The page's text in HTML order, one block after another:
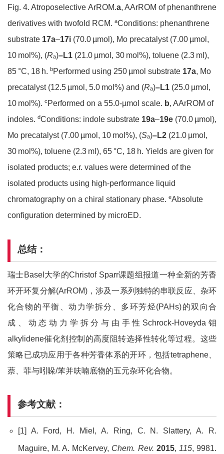
Fig. 4. Atroposelective ArROM.a, AArROM of phenanthrene
derivatives with twofold RCM. aConditions: phenanthrene
substrate 17a–17i (70.0 µmol), Mo precatalyst (7.00 µmol,
10 mol%), (Ra)–L1 (21.0 µmol, 30 mol%), toluene (2.3 ml),
85 °C, 18 h. bPerformed using 250 µmol substrate 17a, Mo
precatalyst (12.5 µmol, 5.0 mol%) and (Ra)–L1 (25.0 µmol,
10 mol%). c Performed on a 55.0-µmol scale. b, AArROM of
indoles. dConditions: indole substrate 19a–19e (70.0 µmol),
Mo precatalyst (7.00 µmol, 10 mol%), (Sa)–L2 (21.0 µmol,
30 mol%), toluene (2.3 ml), 65 °C, 18 h. Yields are given for
isolated products; e.r. values were determined of the
isolated products using high-performance liquid
chromatography on a chiral stationary phase. eAbsolute
configuration determined by microED.
总结：
瑞士Basel大学的Christof Sparr课题组报道一种全新的芳香
环开环复分解(ArROM)，涉及一系列独特的串联反应、杂环
化合物的平衡、动力学拆分、多环芳烃(PAHs)的双向合
成、动态动力学拆分与由手性Schrock-Hoveyda钼
alkylidene催化剂控制的高度阻转选择性转化等过程。这些
策略已成功应用于各种芳香体系的开环，包括tetraphene、
萘、菲与吲哚/苯并呋喃底物的五元杂环化合物。
参考文献：
[1] A. Ford, H. Miel, A. Ring, C. N. Slattery, A. R.
Maguire, M. A. McKervey, Chem. Rev. 2015, 115, 9981.